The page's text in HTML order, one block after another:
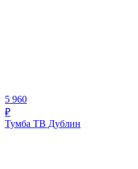
5 960
₽
Тумба ТВ Дублин